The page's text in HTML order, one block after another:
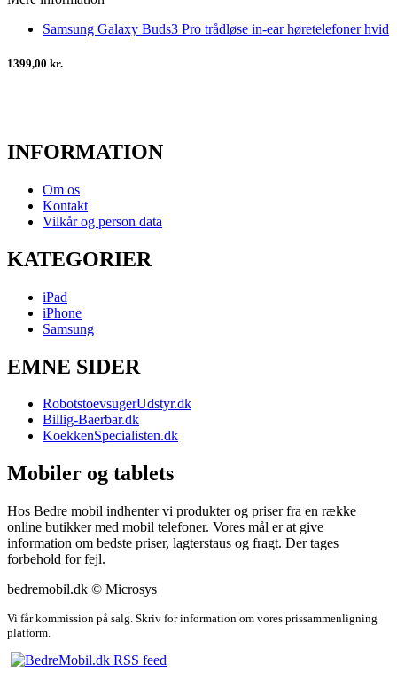
Samsung Galaxy Buds3 Pro trådløse in-ear høretelefoner hvid
1399,00 kr.
INFORMATION
Om os
Kontakt
Vilkår og person data
KATEGORIER
iPad
iPhone
Samsung
EMNE SIDER
RobotstoevsugerUdstyr.dk
Billig-Baerbar.dk
KoekkenSpecialisten.dk
Mobiler og tablets
Hos Bedre mobil indhenter vi produkter og priser fra en række
online butikker med mobil telefoner. Vores mål er at give
information om bedste priser, lagterstaus og fragt. Der tages
forbehold for fejl.
bedremobil.dk © Microsys
Vi får kommission på salg. Skriv for information om vores prissammenligning
platform.